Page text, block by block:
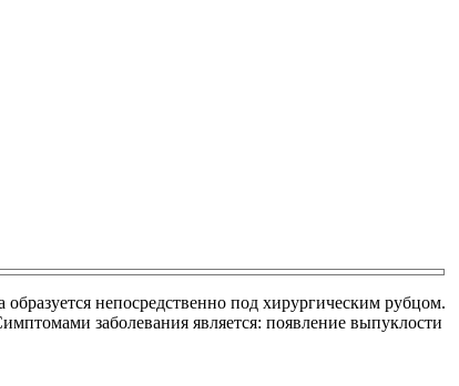
непосредственно под хирургическим рубцом.
заболевания является: появление выпуклости